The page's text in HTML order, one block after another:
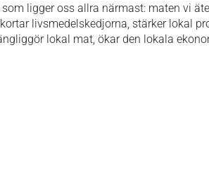
ligger oss allra närmast: maten vi
livsmedelskedjorna, stärker lokal
lokal mat, ökar den lokala